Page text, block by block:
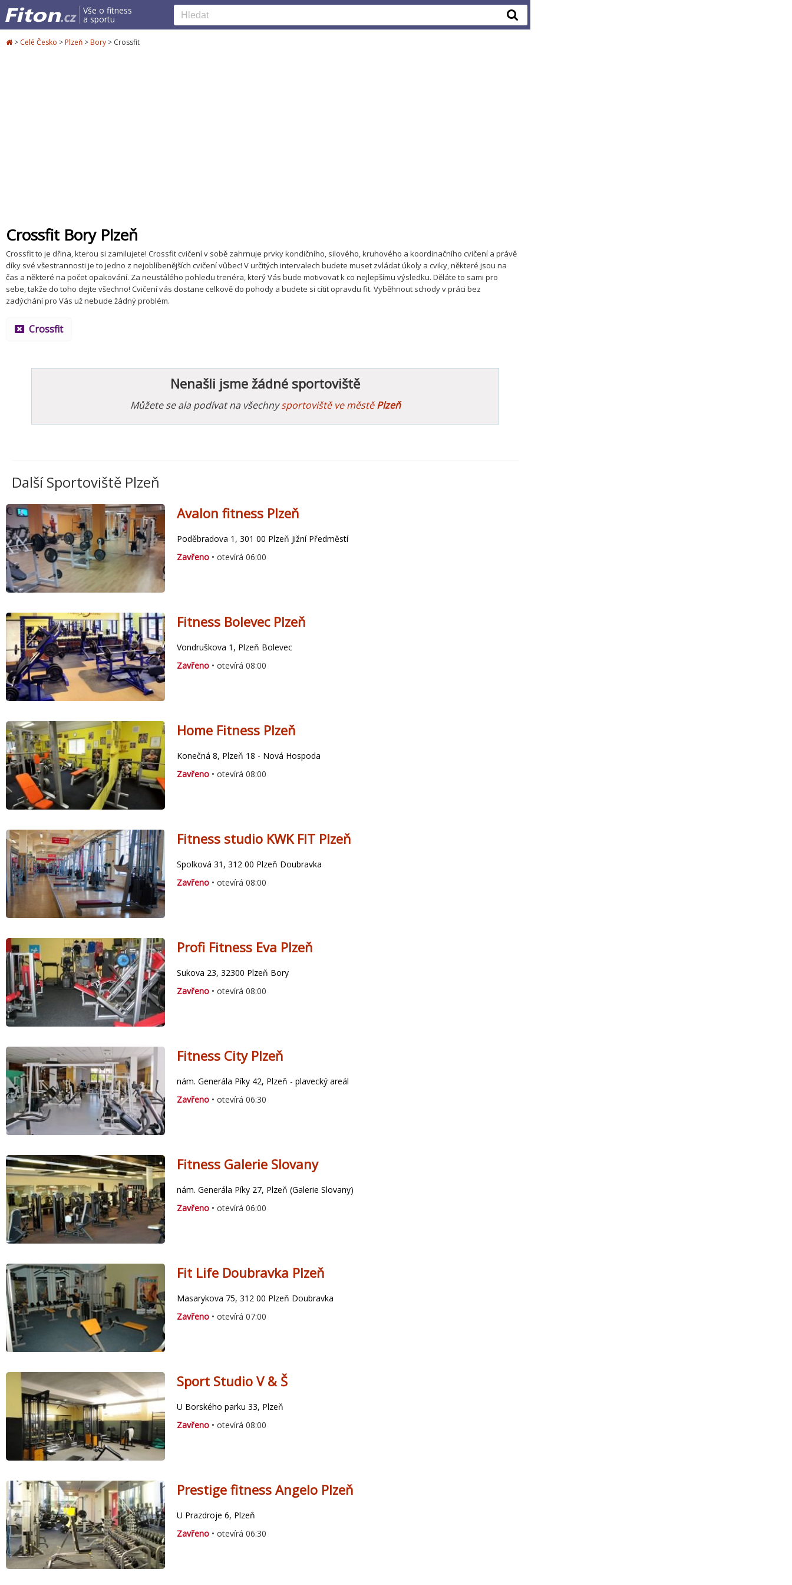
Vše o fitness
a sportu
> Celé Česko >Plzeň >Bory > Crossfit
Crossfit Bory Plzeň
Crossfit to je dřina, kterou si zamilujete! Crossfit cvičení v sobě zahrnuje prvky kondičního, silového, kruhového a koordinačního cvičení a právě
díky své všestrannosti je to jedno z nejoblíbenějších cvičení vůbec! V určitých intervalech budete muset zvládat úkoly a cviky, některé jsou na
čas a některé na počet opakování. Za neustálého pohledu trenéra, který Vás bude motivovat k co nejlepšímu výsledku. Děláte to sami pro
sebe, takže do toho dejte všechno! Cvičení vás dostane celkově do pohody a budete si cítit opravdu fit. Vyběhnout schody v práci bez
zadýchání pro Vás už nebude žádný problém.
Crossfit
Nenašli jsme žádné sportoviště
Můžete se ala podívat na všechnysportoviště ve městěPlzeň
Další Sportoviště Plzeň
Avalon fitness Plzeň
Poděbradova 1, 301 00 Plzeň Jižní Předměstí
Zavřeno • otevírá 06:00
Fitness Bolevec Plzeň
Vondruškova 1, Plzeň Bolevec
Zavřeno • otevírá 08:00
Home Fitness Plzeň
Konečná 8, Plzeň 18 - Nová Hospoda
Zavřeno • otevírá 08:00
Fitness studio KWK FIT Plzeň
Spolková 31, 312 00 Plzeň Doubravka
Zavřeno • otevírá 08:00
Profi Fitness Eva Plzeň
Sukova 23, 32300 Plzeň Bory
Zavřeno • otevírá 08:00
Fitness City Plzeň
nám. Generála Píky 42, Plzeň - plavecký areál
Zavřeno • otevírá 06:30
Fitness Galerie Slovany
nám. Generála Píky 27, Plzeň (Galerie Slovany)
Zavřeno • otevírá 06:00
Fit Life Doubravka Plzeň
Masarykova 75, 312 00 Plzeň Doubravka
Zavřeno • otevírá 07:00
Sport Studio V & Š
U Borského parku 33, Plzeň
Zavřeno • otevírá 08:00
Prestige fitness Angelo Plzeň
U Prazdroje 6, Plzeň
Zavřeno • otevírá 06:30